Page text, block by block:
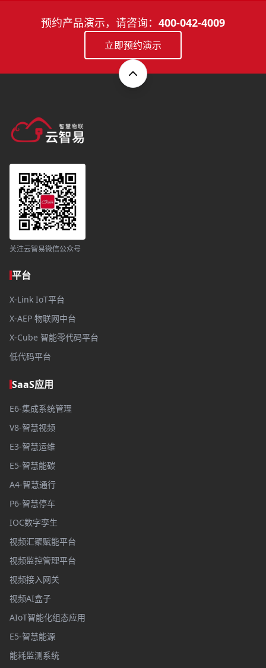
预约产品演示，请咨询： 400-042-4009
立即预约演示
关注云智易微信公众号
平台
X-Link IoT平台
X-AEP 物联网中台
X-Cube 智能零代码平台
低代码平台
SaaS应用
E6-集成系统管理
V8-智慧视频
E3-智慧运维
E5-智慧能碳
A4-智慧通行
P6-智慧停车
IOC数字孪生
视频汇聚赋能平台
视频监控管理平台
视频接入网关
视频AI盒子
AIoT智能化组态应用
E5-智慧能源
能耗监测系统